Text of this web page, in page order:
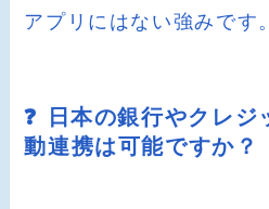
アプリにはない強みです。
❓ 日本の銀行やクレジ
動連携は可能ですか？